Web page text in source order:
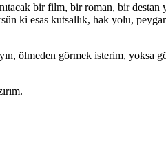
bir film, bir roman, bir destan
ki esas kutsallık, hak yolu,
ölmeden görmek isterim, yoksa